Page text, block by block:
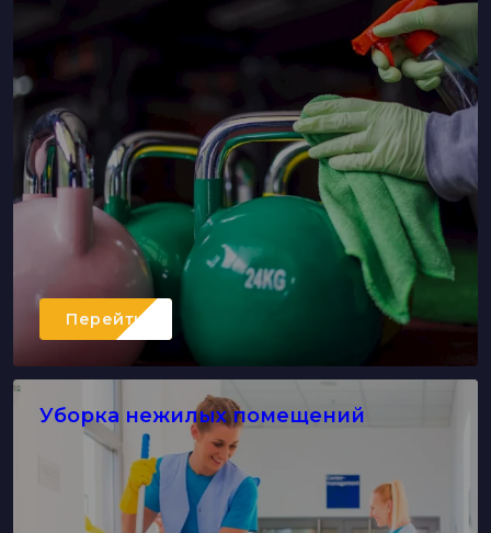
Перейти
Уборка нежилых помещений